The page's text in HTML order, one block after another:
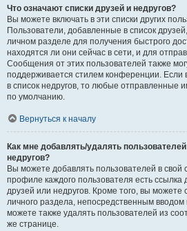
Что означают списки друзей и недругов?
Вы можете включать в эти списки других
Пользователи, добавленные в список
личном разделе для получения быстрого
находятся ли они сейчас в сети, и для
Сообщения от этих пользователей также
поддерживается стилем конференции. Если
в список недругов, то любые отправленные
по умолчанию.
Вернуться к началу
Как мне добавлять/удалять
недругов?
Вы можете добавлять пользователей в свой
профиле каждого пользователя есть ссылка
друзей или недругов. Кроме того, вы можете
личного раздела, непосредственным
можете также удалять пользователей из
же странице.